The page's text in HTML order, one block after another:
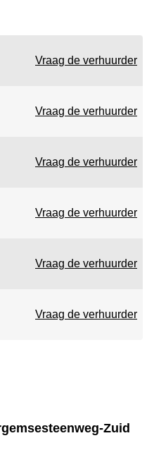
Vraag de verhuurder
Vraag de verhuurder
Vraag de verhuurder
Vraag de verhuurder
Vraag de verhuurder
Vraag de verhuurder
Zuid